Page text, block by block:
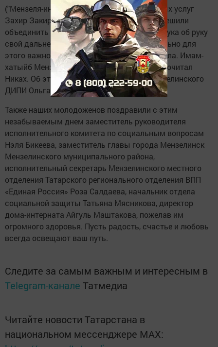
("Мензеля-информ"). Получатели социальных услуг
Захир Закиров и Минефарида Сафиулина решили
объединить свои судьбы и пройти вместе рука об руку
свой дальнейший жизненный путь. Специально для
этого важного события был приглашен мулла. Имам-
хатыйб Мензелинска Рамзиль Садыйков прочитал
Никах. Об этом сообщила специалист Мензелинского
ДИПИ Ольга Бочкарева.
Также наших молодоженов поздравили с этим
незабываемым днем заместитель руководителя
исполнительного комитета по социальным вопросам
Нэля Бикеева, заместитель главы города Мензелинск
Мензелинского муниципального района,
исполнительный секретарь Мензелинского местного
отделения Татарского регионального отделения ВПП
«Единая Россия» Роза Салдаева, начальник отдела
социальной защиты Татьяна Мясникова, директор
дома-интерната Айгуль Маштакова, пожелав им
огромного здоровья. Пусть радость, счастье и любовь
всегда освещают ваш путь.
Следите за самым важным и интересным в
Telegram-канале Татмедиа
Читайте новости Татарстана в
национальном мессенджере MАХ: